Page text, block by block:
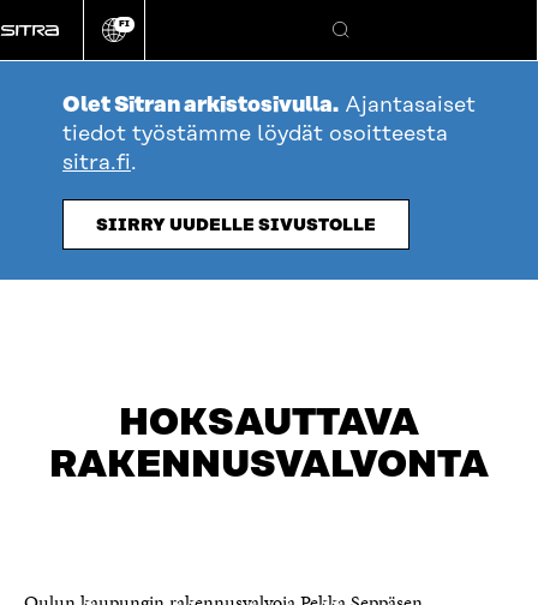
suoraan
sisältöön
Vaihda
kieli
FI
Hae
Olet Sitran arkistosivulla. Ajantasaiset
tiedot työstämme löydät osoitteesta
sitra.fi.
SIIRRY UUDELLE SIVUSTOLLE
HOKSAUTTAVA
RAKENNUSVALVONTA
table_of_contents
JULKAISUT